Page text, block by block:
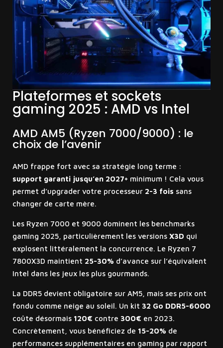
Plateformes et sockets
gaming 2025 : AMD vs Intel
AMD AM5 (Ryzen 7000/9000) : le
choix de l’avenir
AMD frappe fort avec sa stratégie long terme :
support garanti jusqu’en 2027+ minimum ! Cela vous
permet d’upgrader votre processeur 2-3 fois sans
changer de carte mère.
Les Ryzen 7000 et 9000 dominent les benchmarks
gaming 2025, particulièrement les versions X3D qui
explosent littéralement la concurrence. Le Ryzen 7
7800X3D maintient 25-30% d’avance sur l’équivalent
Intel dans les jeux les plus gourmands.
La DDR5 devient obligatoire sur AM5, mais ses prix ont
fondu comme neige au soleil. Un kit 32 Go DDR5-6000
coûte désormais 120€ contre 300€ en 2023.
Concrètement, vous bénéficiez de 15-20% de
performances supplémentaires en gaming par rapport